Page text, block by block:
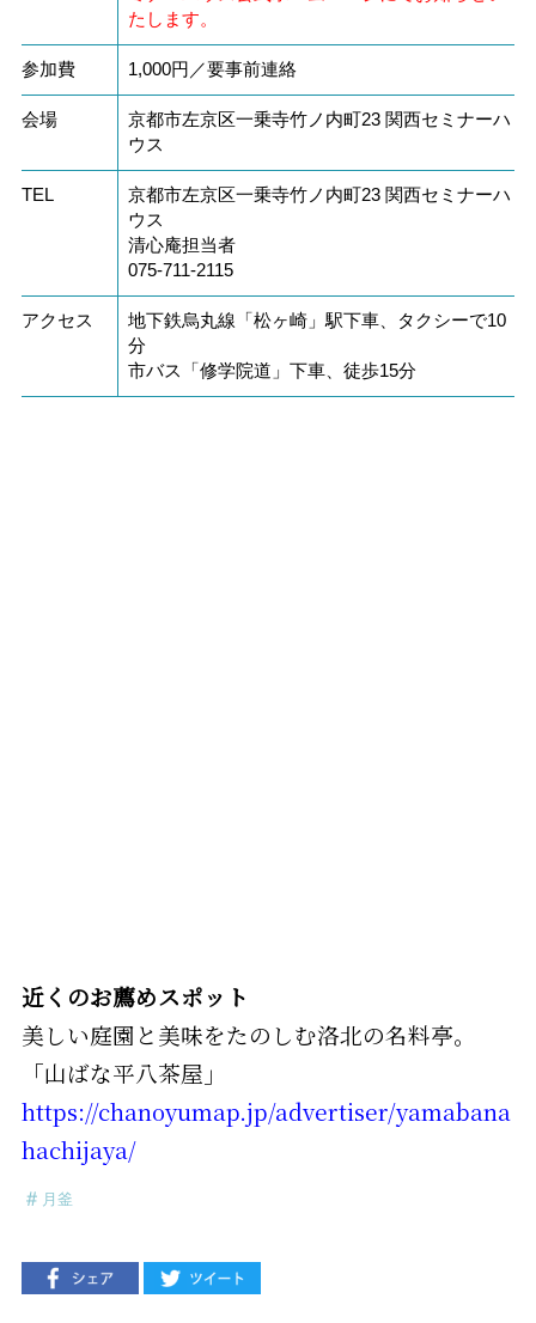
たします。
参加費 1,000円／要事前連絡
会場
京都市左京区一乗寺竹ノ内町23 関西セミナーハ
ウス
TEL
京都市左京区一乗寺竹ノ内町23 関西セミナーハ
ウス
清心庵担当者
075-711-2115
アクセス
地下鉄烏丸線「松ヶ崎」駅下車、タクシーで10
分
市バス「修学院道」下車、徒歩15分
近くのお薦めスポット
美しい庭園と美味をたのしむ洛北の名料亭。
「山ばな平八茶屋」
https://chanoyumap.jp/advertiser/yamabana
hachijaya/
月釜